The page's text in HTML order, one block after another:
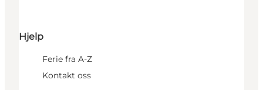
Hjelp
Ferie fra A-Z
Kontakt oss